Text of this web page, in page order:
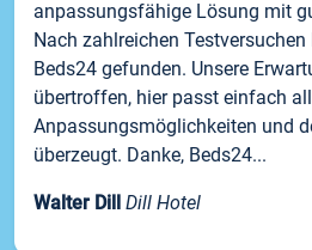
anpassungsfähige Lösung mit
Nach zahlreichen
Beds24 gefunden. Unsere
übertroffen, hier passt einfach
Anpassungsmöglichkeiten und
überzeugt. Danke, Beds24...
Walter Dill Dill Hotel